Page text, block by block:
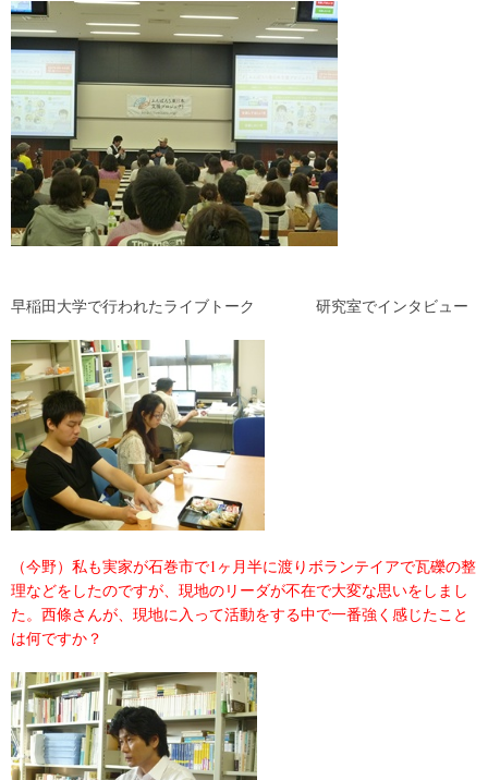
早稲田大学で行われたライブトーク 研究室でインタビュー
（今野）私も実家が石巻市で1ヶ月半に渡りボランテイアで瓦礫の整
理などをしたのですが、現地のリーダが不在で大変な思いをしまし
た。西條さんが、現地に入って活動をする中で一番強く感じたこと
は何ですか？